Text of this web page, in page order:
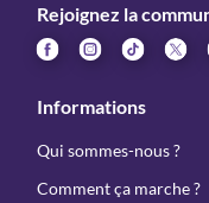
Rejoignez la
Informations
Qui sommes-nous ?
Comment ça marche ?